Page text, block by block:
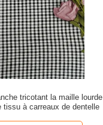
tricotant la maille lourde
tissu à carreaux de dentelle